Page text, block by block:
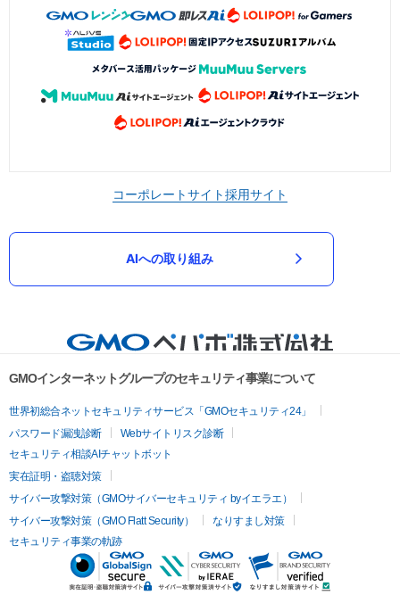
コーポレートサイト採用サイト
AIへの取り組み
GMOインターネットグループのセキュリティ事業について
世界初総合ネットセキュリティサービス「GMOセキュリティ24」
パスワード漏洩診断
Webサイトリスク診断
セキュリティ相談AIチャットボット
実在証明・盗聴対策
サイバー攻撃対策（GMOサイバーセキュリティ byイエラエ）
サイバー攻撃対策（GMO Flatt Security）
なりすまし対策
セキュリティ事業の軌跡